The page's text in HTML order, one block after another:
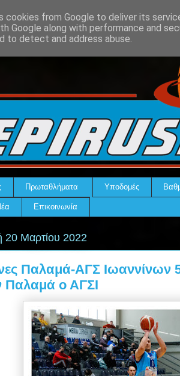
Πρωταθλήματα Υποδομές
Επικοινωνία
20 Μαρτίου 2022
Παλαμά-ΑΓΣ Ιωαννίνων
Παλαμά ο ΑΓΣΙ
cookies from Google to deliver its
Google along with performance and
to detect and address abuse.